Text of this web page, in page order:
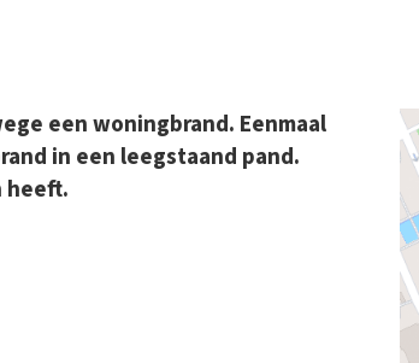
een woningbrand. Eenmaal
in een leegstaand pand.
heeft.